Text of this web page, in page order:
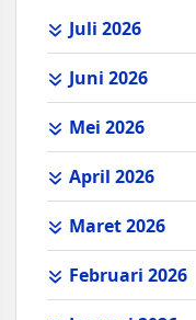
Juli 2026
Juni 2026
Mei 2026
April 2026
Maret 2026
Februari 2026